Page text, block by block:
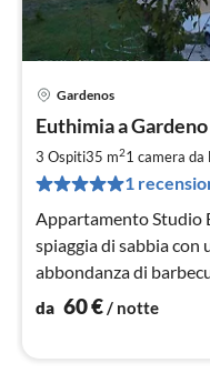
Gardenos
Euthimia a
3 Ospiti35 m21 camera da
1
Appartamento Studio
spiaggia di sabbia con
abbondanza di
da 60€/ notte